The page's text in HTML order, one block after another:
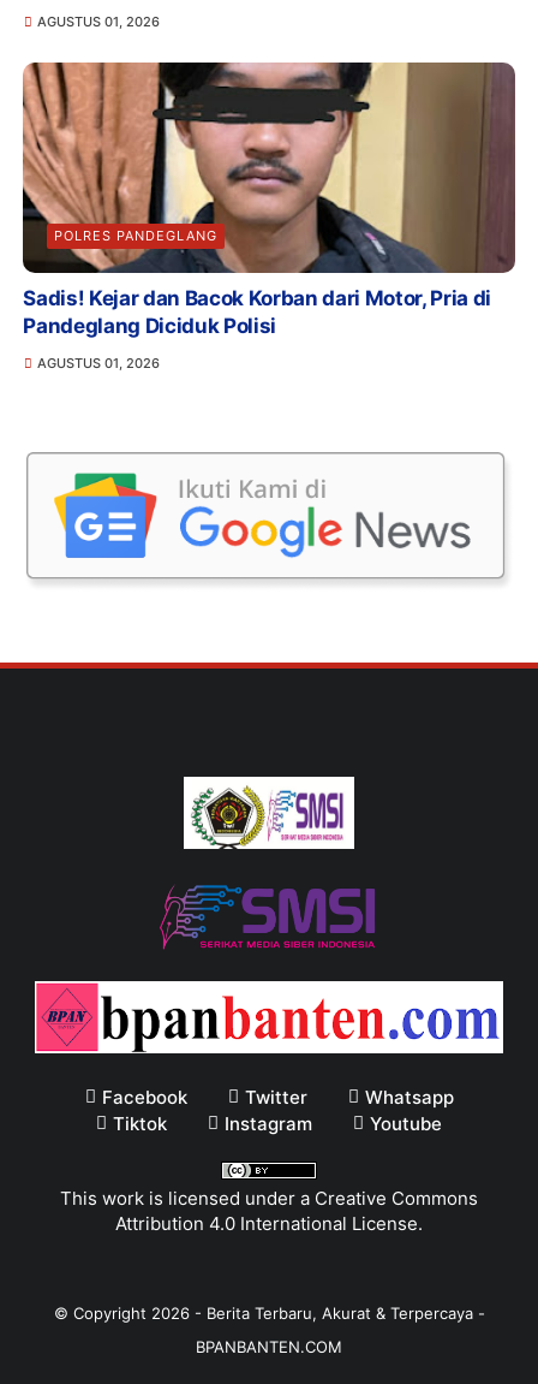
AGUSTUS 01, 2026
POLRES PANDEGLANG
Sadis! Kejar dan Bacok Korban dari Motor, Pria di
Pandeglang Diciduk Polisi
AGUSTUS 01, 2026
Facebook Twitter
Whatsapp
Tiktok
Instagram Youtube
This work is licensed under a Creative Commons
Attribution 4.0 International License.
© Copyright 2026- Berita Terbaru, Akurat & Terpercaya -
BPANBANTEN.COM